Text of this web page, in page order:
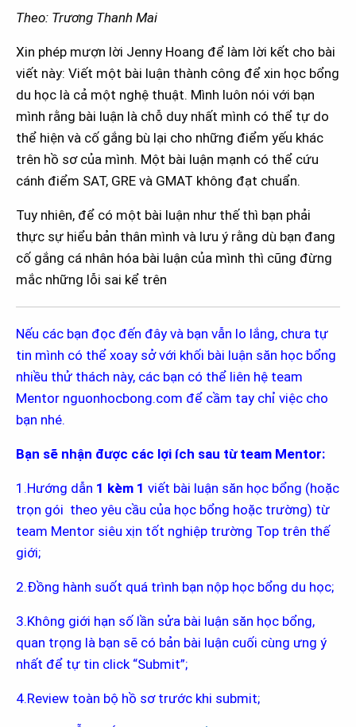
Theo: Trương Thanh Mai
Xin phép mượn lời Jenny Hoang để làm lời kết cho bài
viết này: Viết một bài luận thành công để xin học bổng
du học là cả một nghệ thuật. Mình luôn nói với bạn
mình rằng bài luận là chỗ duy nhất mình có thể tự do
thể hiện và cố gắng bù lại cho những điểm yếu khác
trên hồ sơ của mình. Một bài luận mạnh có thể cứu
cánh điểm SAT, GRE và GMAT không đạt chuẩn.
Tuy nhiên, để có một bài luận như thế thì bạn phải
thực sự hiểu bản thân mình và lưu ý rằng dù bạn đang
cố gắng cá nhân hóa bài luận của mình thì cũng đừng
mắc những lỗi sai kể trên
Nếu các bạn đọc đến đây và bạn vẫn lo lắng, chưa tự
tin mình có thể xoay sở với khối bài luận săn học bổng
nhiều thử thách này, các bạn có thể liên hệ team
Mentor nguonhocbong.com để cầm tay chỉ việc cho
bạn nhé.
Bạn sẽ nhận được các lợi ích sau từ team Mentor:
1.Hướng dẫn 1 kèm 1 viết bài luận săn học bổng (hoặc
trọn gói theo yêu cầu của học bổng hoặc trường) từ
team Mentor siêu xịn tốt nghiệp trường Top trên thế
giới;
2.Đồng hành suốt quá trình bạn nộp học bổng du học;
3.Không giới hạn số lần sửa bài luận săn học bổng,
quan trọng là bạn sẽ có bản bài luận cuối cùng ưng ý
nhất để tự tin click “Submit”;
4.Review toàn bộ hồ sơ trước khi submit;